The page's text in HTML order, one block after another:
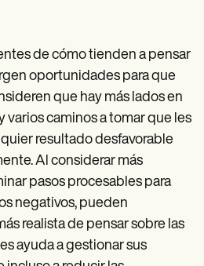
de cómo tienden a pensar
oportunidades para que
que hay más lados en
varios caminos a tomar que les
resultado desfavorable
Al considerar más
pasos procesables para
negativos, pueden
realista de pensar sobre las
ayuda a gestionar sus